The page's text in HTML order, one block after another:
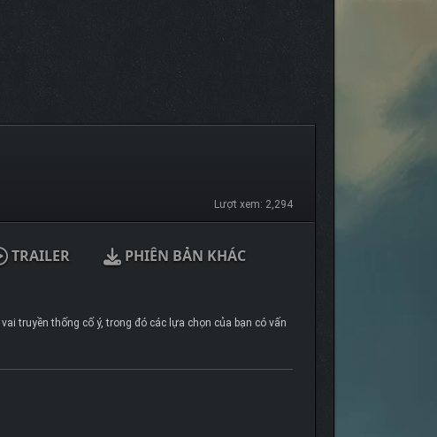
Lượt xem: 2,294
TRAILER PHIÊN BẢN KHÁC
truyền thống cố ý, trong đó các lựa chọn của bạn có vấn